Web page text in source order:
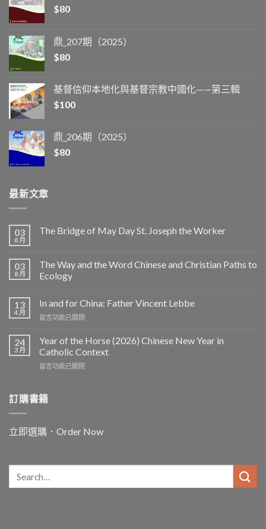
$80
鼎_207期（2025）
$80
基督信仰本地化與基督宗教中國化——第三輯
$100
鼎_206期（2025）
$80
最新文章
03
8 月
The Bridge of May Day St. Joseph the Worker
03
8 月
The Way and the Word Chinese and Christian Paths to
Ecology
13
4 月
In and for China: Father Vincent Lebbe
在
and
for
China:
Father
中
留言功能已關閉
24
3 月
Year of the Horse (2026) Chinese New Year in
Catholic Context
在
the
Horse
Chinese
New
Catholic
Context〉
中
留言功能已關閉
訂購書籍
立即選購．Order Now